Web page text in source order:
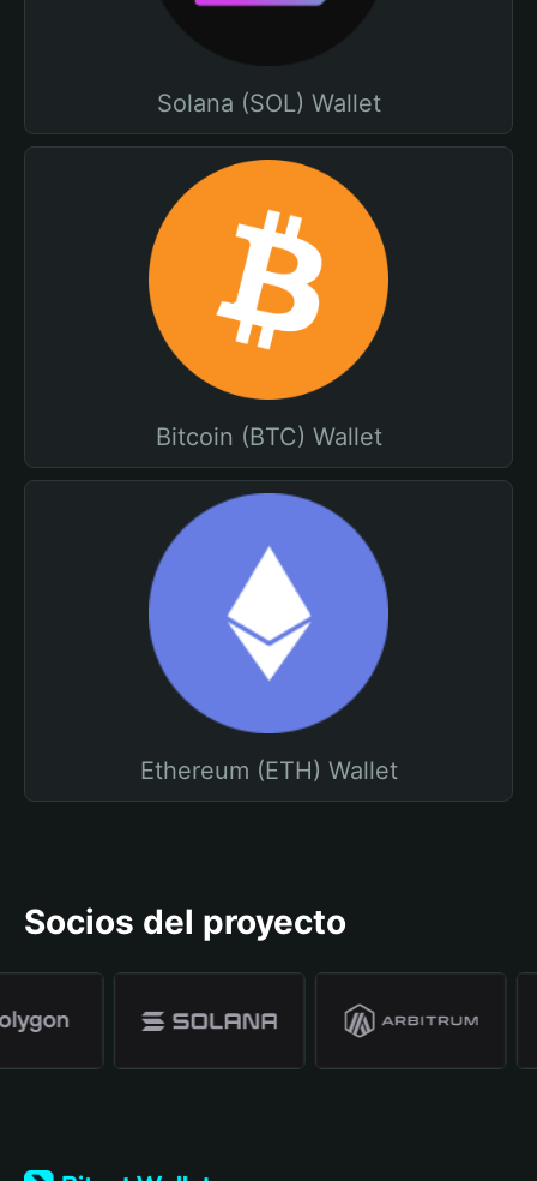
Solana (SOL) Wallet
Bitcoin (BTC) Wallet
Ethereum (ETH) Wallet
Socios del proyecto